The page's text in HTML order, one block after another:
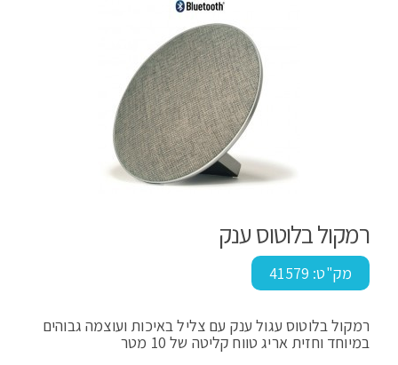
חורף / קיץ>קיץ>רמקול בלוטוס ענק
רמקול בלוטוס ענק
מק"ט: 41579
רמקול בלוטוס עגול ענק עם צליל באיכות ועוצמה גבוהים
במיוחד וחזית אריג טווח קליטה של 10 מטר